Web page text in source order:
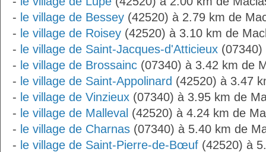
- le village de Bessey (42520) à 2.79 km de
- le village de Roisey (42520) à 3.10 km de
- le village de Saint-Jacques-d'Atticieux
- le village de Brossainc (07340) à 3.42 km de
- le village de Saint-Appolinard (42520) à 3.47
- le village de Vinzieux (07340) à 3.95 km de
- le village de Malleval (42520) à 4.24 km de
- le village de Charnas (07340) à 5.40 km de
- le village de Saint-Pierre-de-Bœuf (42520) à